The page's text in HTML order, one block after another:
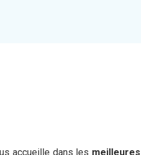
accueille dans les meilleures